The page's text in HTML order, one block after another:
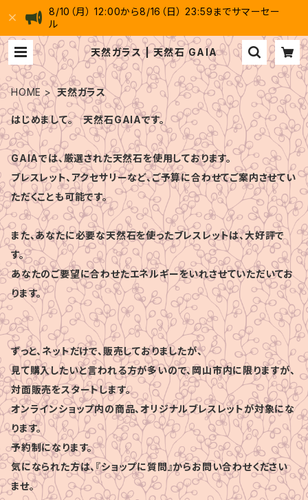
8/10（月） 12:00から8/16（日） 23:59までサマーセー
ル
天然ガラス | 天然石 GAIA
HOME 天然ガラス
はじめまして。 天然石GAIAです。
GAIAでは、厳選された天然石を使用しております。
ブレスレット、アクセサリーなど、ご予算に合わせてご案内させてい
ただくことも可能です。
また、あなたに必要な天然石を使ったブレスレットは、大好評で
す。
あなたのご要望に合わせたエネルギーをいれさせていただいてお
ります。
ずっと、ネットだけで、販売しておりましたが、
見て購入したいと言われる方が多いので、岡山市内に限りますが、
対面販売をスタートします。
オンラインショップ内の商品、オリジナルブレスレットが対象にな
ります。
予約制になります。
気になられた方は、『ショップに質問』からお問い合わせください
ませ。